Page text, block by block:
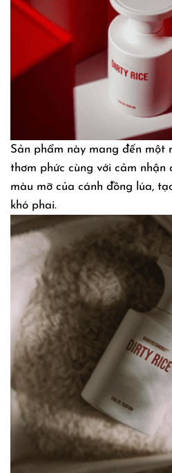
Sản phẩm này mang đến một
thơm phức cùng với cảm
màu mỡ của cánh đồng lúa,
khó phai.